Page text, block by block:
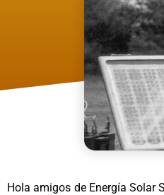
Hola amigos de Energía Solar